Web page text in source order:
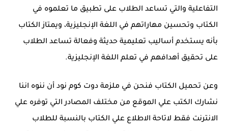
التفاعلية والتي تساعد الطلاب على تطبيق ما تعلموه في
الكتاب وتحسين مهاراتهم في اللغة الإنجليزية، ويمتاز الكتاب
بأنه يستخدم أساليب تعليمية حديثة وفعالة تساعد الطلاب
على تحقيق أهدافهم في تعلم اللغة الإنجليزية.
وعن تحميل الكتاب فنحن في ملزمة دوت كوم نود أن ننوه اننا
نشارك الكتب علي الموقع من مختلف المصادر التي توفره علي
الانترنت فقط لاتاحة الاطلاع علي الكتاب بالنسبة للطلاب